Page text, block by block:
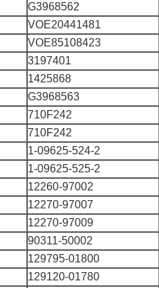
G3968562
VOE20441481
VOE85108423
3197401
1425868
G3968563
710F242
710F242
1-09625-524-2
1-09625-525-2
12260-97002
12270-97007
12270-97009
90311-50002
129795-01800
129120-01780